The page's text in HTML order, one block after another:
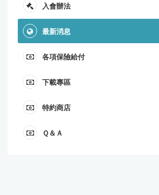
入會辦法
最新消息
各項保險給付
下載專區
特約商店
Ｑ＆Ａ